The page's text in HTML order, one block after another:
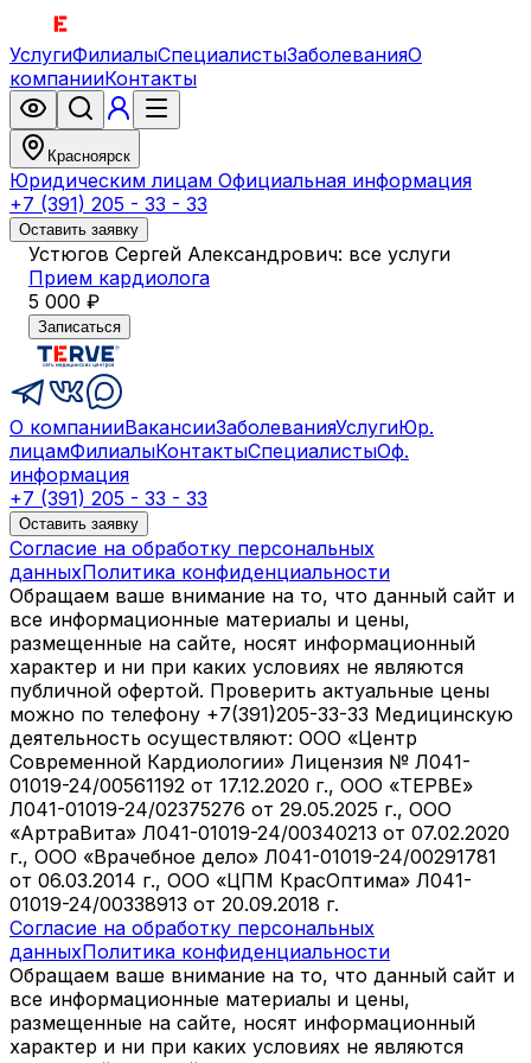
УслугиФилиалыСпециалистыЗаболеванияО
компанииКонтакты
Красноярск
Юридическим лицам Официальная информация
+7 (391) 205 - 33 - 33
Оставить заявку
Устюгов Сергей Александрович: все услуги
Прием кардиолога
5 000 ₽
Записаться
О компанииВакансииЗаболеванияУслугиЮр.
лицамФилиалыКонтактыСпециалистыОф.
информация
+7 (391) 205 - 33 - 33
Оставить заявку
Согласие на обработку персональных
данныхПолитика конфиденциальности
Обращаем ваше внимание на то, что данный сайт и
все информационные материалы и цены,
размещенные на сайте, носят информационный
характер и ни при каких условиях не являются
публичной офертой. Проверить актуальные цены
можно по телефону +7(391)205-33-33 Медицинскую
деятельность осуществляют: ООО «Центр
Современной Кардиологии» Лицензия № Л041-
01019-24/00561192 от 17.12.2020 г., ООО «ТЕРВЕ»
Л041-01019-24/02375276 от 29.05.2025 г., ООО
«АртраВита» Л041-01019-24/00340213 от 07.02.2020
г., ООО «Врачебное дело» Л041-01019-24/00291781
от 06.03.2014 г., ООО «ЦПМ КрасОптима» Л041-
01019-24/00338913 от 20.09.2018 г.
Согласие на обработку персональных
данныхПолитика конфиденциальности
Обращаем ваше внимание на то, что данный сайт и
все информационные материалы и цены,
размещенные на сайте, носят информационный
характер и ни при каких условиях не являются